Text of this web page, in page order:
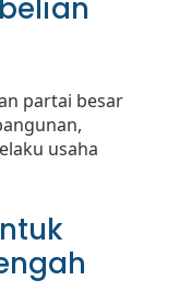
partai besar
usaha